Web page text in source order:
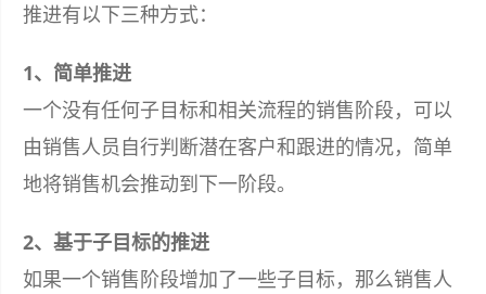
推进有以下三种方式：
1、简单推进
一个没有任何子目标和相关流程的销售阶段，可以
由销售人员自行判断潜在客户和跟进的情况，简单
地将销售机会推动到下一阶段。
2、基于子目标的推进
如果一个销售阶段增加了一些子目标，那么销售人